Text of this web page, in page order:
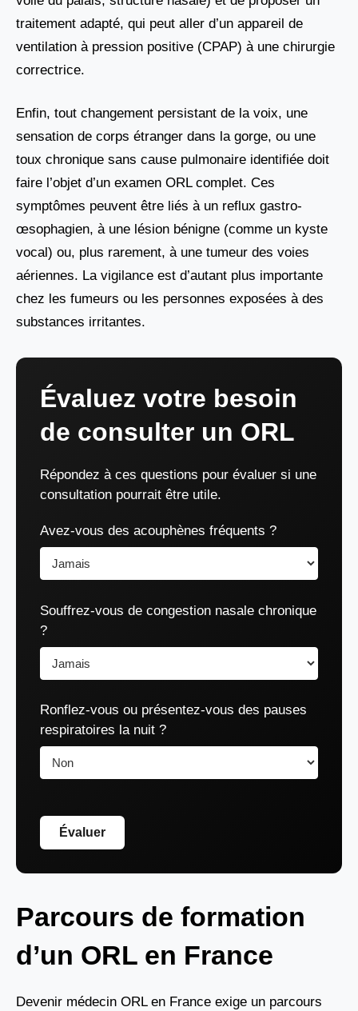
traitement adapté, qui peut aller d’un appareil de
ventilation à pression positive (CPAP) à une chirurgie
correctrice.
Enfin, tout changement persistant de la voix, une
sensation de corps étranger dans la gorge, ou une
toux chronique sans cause pulmonaire identifiée doit
faire l’objet d’un examen ORL complet. Ces
symptômes peuvent être liés à un reflux gastro-
œsophagien, à une lésion bénigne (comme un kyste
vocal) ou, plus rarement, à une tumeur des voies
aériennes. La vigilance est d’autant plus importante
chez les fumeurs ou les personnes exposées à des
substances irritantes.
Évaluez votre besoin
de consulter un ORL
Répondez à ces questions pour évaluer si une
consultation pourrait être utile.
Avez-vous des acouphènes fréquents ?
Souffrez-vous de congestion nasale chronique
?
Ronflez-vous ou présentez-vous des pauses
respiratoires la nuit ?
Évaluer
Parcours de formation
d’un ORL en France
Devenir médecin ORL en France exige un parcours